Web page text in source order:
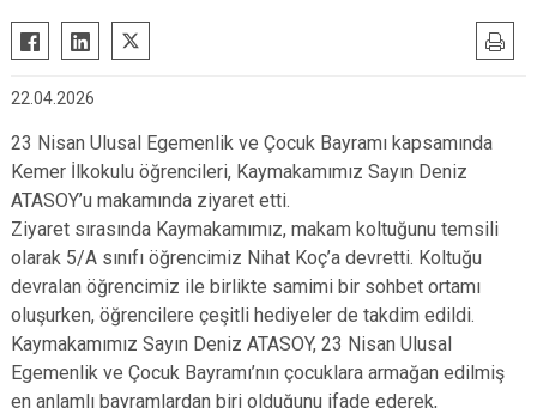
Çeltikçi
22.04.2026
23 Nisan Ulusal Egemenlik ve Çocuk Bayramı kapsamında
Kemer İlkokulu öğrencileri, Kaymakamımız Sayın Deniz
ATASOY’u makamında ziyaret etti.
Ziyaret sırasında Kaymakamımız, makam koltuğunu temsili
olarak 5/A sınıfı öğrencimiz Nihat Koç’a devretti. Koltuğu
devralan öğrencimiz ile birlikte samimi bir sohbet ortamı
oluşurken, öğrencilere çeşitli hediyeler de takdim edildi.
Kaymakamımız Sayın Deniz ATASOY, 23 Nisan Ulusal
Egemenlik ve Çocuk Bayramı’nın çocuklara armağan edilmiş
en anlamlı bayramlardan biri olduğunu ifade ederek,